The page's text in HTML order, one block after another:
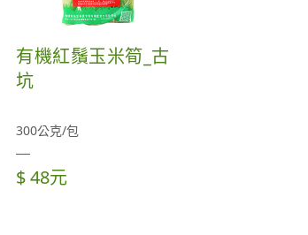
有機紅鬚玉米筍_古
坑
300公克/包
$ 48元